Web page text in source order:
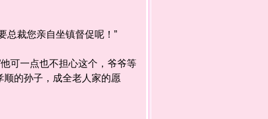
裁您亲自坐镇督促呢！”
可一点也不担心这个，爷爷等
的孙子，成全老人家的愿